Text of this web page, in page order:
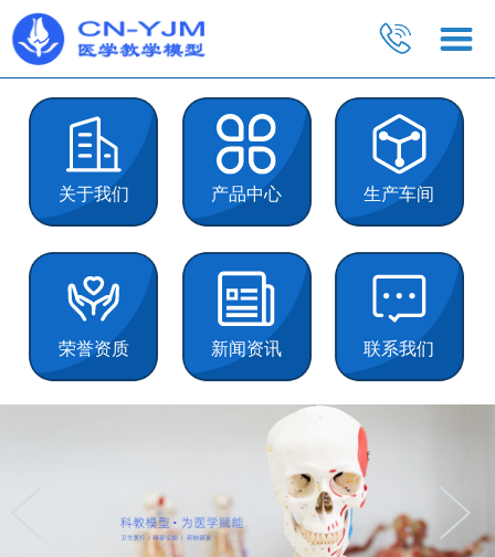
关于我们 产品中心 生产车间
荣誉资质 新闻资讯 联系我们